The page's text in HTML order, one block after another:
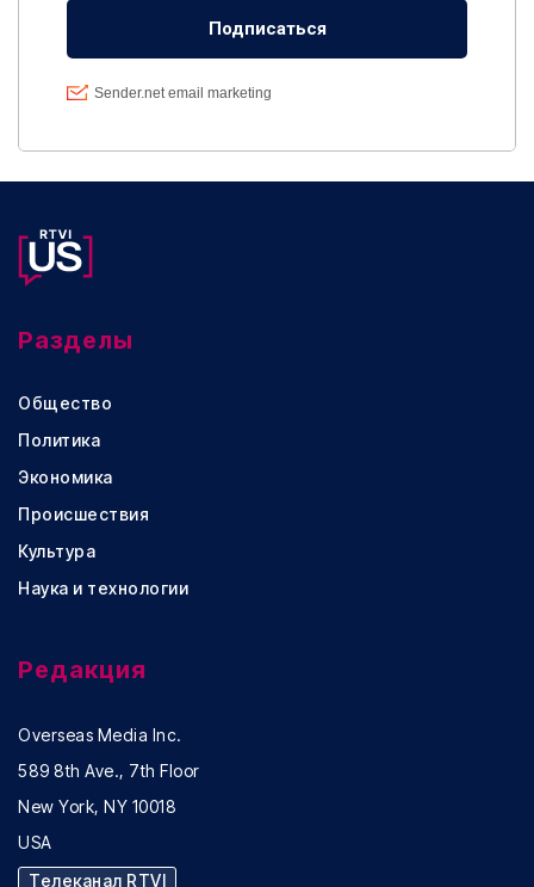
Разделы
Общество
Политика
Экономика
Происшествия
Культура
Наука и технологии
Редакция
Overseas Media Inc.
589 8th Ave., 7th Floor
New York, NY 10018
USA
Телеканал RTVI